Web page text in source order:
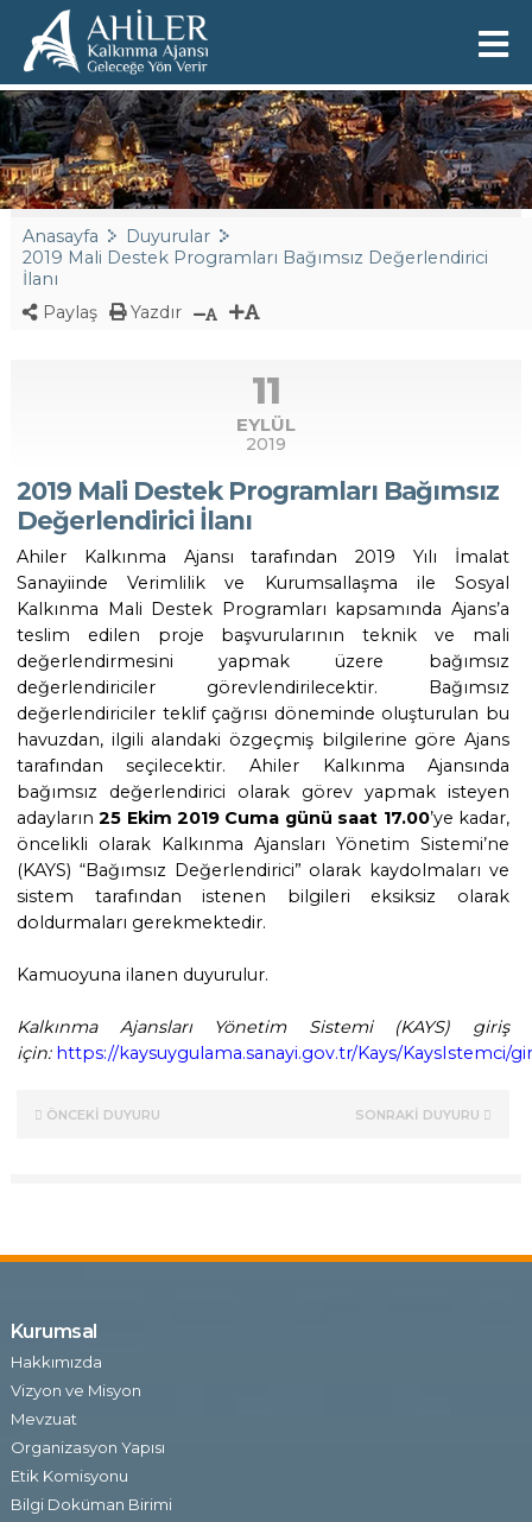
Anasayfa
Duyurular
2019 Mali Destek Programları Bağımsız Değerlendirici
İlanı
Paylaş
Yazdır
11
EYLÜL
2019
2019 Mali Destek Programları Bağımsız
Değerlendirici İlanı
Ahiler Kalkınma Ajansı tarafından 2019 Yılı İmalat
Sanayiinde Verimlilik ve Kurumsallaşma ile Sosyal
Kalkınma Mali Destek Programları kapsamında Ajans’a
teslim edilen proje başvurularının teknik ve mali
değerlendirmesini yapmak üzere bağımsız
değerlendiriciler görevlendirilecektir. Bağımsız
değerlendiriciler teklif çağrısı döneminde oluşturulan bu
havuzdan, ilgili alandaki özgeçmiş bilgilerine göre Ajans
tarafından seçilecektir. Ahiler Kalkınma Ajansında
bağımsız değerlendirici olarak görev yapmak isteyen
adayların25 Ekim 2019 Cuma günü saat 17.00’ye kadar,
öncelikli olarak Kalkınma Ajansları Yönetim Sistemi’ne
(KAYS) “Bağımsız Değerlendirici” olarak kaydolmaları ve
sistem tarafından istenen bilgileri eksiksiz olarak
doldurmaları gerekmektedir.
Kamuoyuna ilanen duyurulur.
Kalkınma Ajansları Yönetim Sistemi (KAYS) giriş
için: https://kaysuygulama.sanayi.gov.tr/Kays/KaysIstemci/
ÖNCEKİ DUYURU SONRAKİ DUYURU
Kurumsal
Hakkımızda
Vizyon ve Misyon
Mevzuat
Organizasyon Yapısı
Etik Komisyonu
Bilgi Doküman Birimi